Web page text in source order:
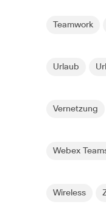
Teamwork
Urlaub
Vernetzung
Webex
Wireless